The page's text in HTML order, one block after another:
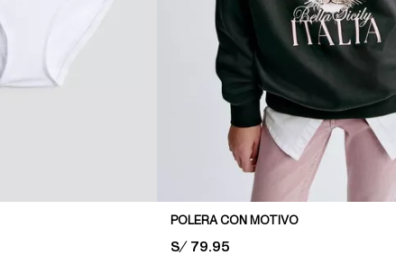
POLERA CON MOTIVO
PRICE:
S/ 79.95